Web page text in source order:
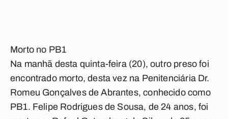
Morto no PB1
Na manhã desta quinta-feira (20), outro preso foi
encontrado morto, desta vez na Penitenciária Dr.
Romeu Gonçalves de Abrantes, conhecido como
PB1. Felipe Rodrigues de Sousa, de 24 anos, foi